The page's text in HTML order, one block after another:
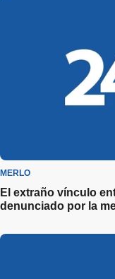
MERLO
El extraño vínculo
denunciado por la